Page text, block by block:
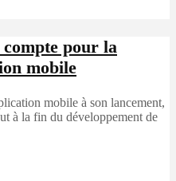
pour la
mobile
mobile à son lancement,
à la fin du développement de